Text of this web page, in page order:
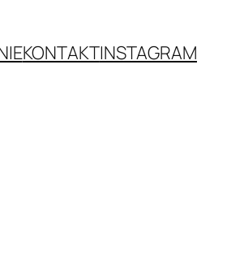
KONTAKTINSTAGRAM